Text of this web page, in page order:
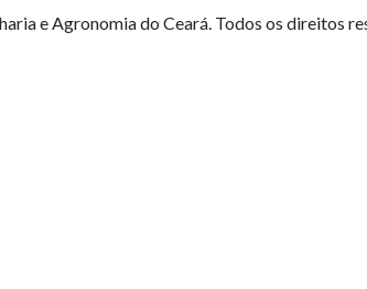
e Agronomia do Ceará. Todos os direitos